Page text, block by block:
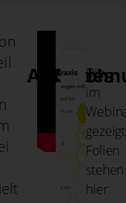
Slides
Die
im
Folien
stehen
hier